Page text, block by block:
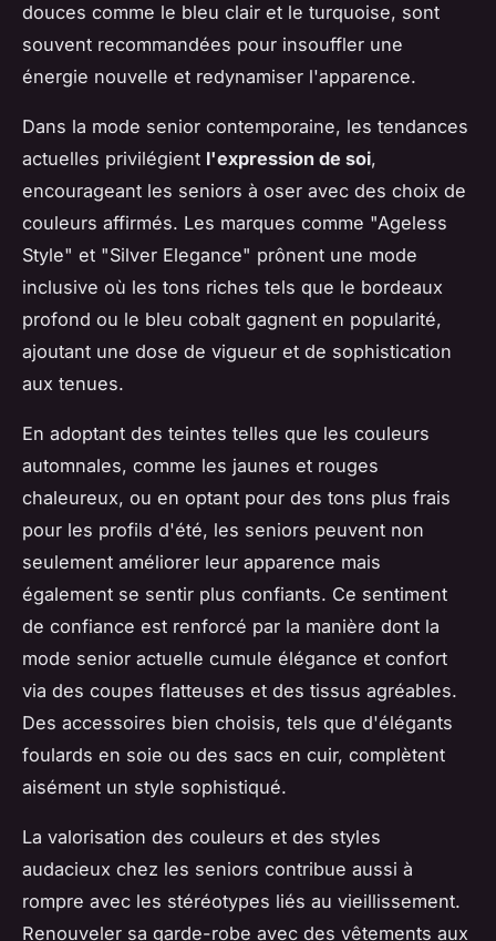
douces comme le bleu clair et le turquoise, sont
souvent recommandées pour insouffler une
énergie nouvelle et redynamiser l'apparence.
Dans la mode senior contemporaine, les tendances
actuelles privilégient l'expression de soi,
encourageant les seniors à oser avec des choix de
couleurs affirmés. Les marques comme "Ageless
Style" et "Silver Elegance" prônent une mode
inclusive où les tons riches tels que le bordeaux
profond ou le bleu cobalt gagnent en popularité,
ajoutant une dose de vigueur et de sophistication
aux tenues.
En adoptant des teintes telles que les couleurs
automnales, comme les jaunes et rouges
chaleureux, ou en optant pour des tons plus frais
pour les profils d'été, les seniors peuvent non
seulement améliorer leur apparence mais
également se sentir plus confiants. Ce sentiment
de confiance est renforcé par la manière dont la
mode senior actuelle cumule élégance et confort
via des coupes flatteuses et des tissus agréables.
Des accessoires bien choisis, tels que d'élégants
foulards en soie ou des sacs en cuir, complètent
aisément un style sophistiqué.
La valorisation des couleurs et des styles
audacieux chez les seniors contribue aussi à
rompre avec les stéréotypes liés au vieillissement.
Renouveler sa garde-robe avec des vêtements aux